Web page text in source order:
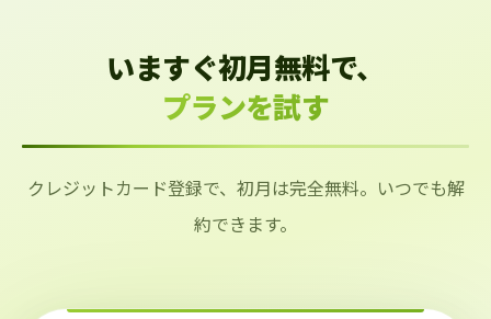
いますぐ初月無料で、
プランを試す
クレジットカード登録で、初月は完全無料。いつでも解
約できます。